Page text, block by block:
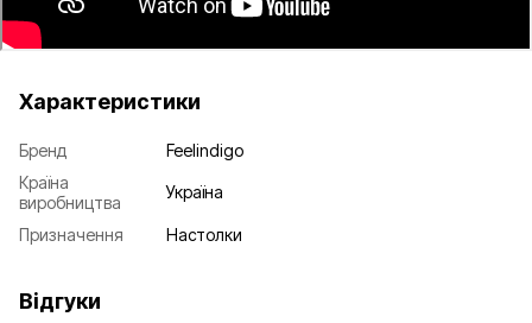
Характеристики
Бренд
Feelindigo
Країна
виробництва
Україна
Призначення Настолки
Відгуки